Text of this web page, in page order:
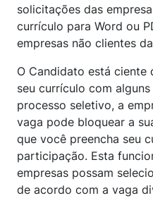
solicitações das
currículo para Word ou
empresas não clientes
O Candidato está ciente
seu currículo com
processo seletivo, a
vaga pode bloquear a
que você preencha seu
participação. Esta
empresas possam
de acordo com a vaga